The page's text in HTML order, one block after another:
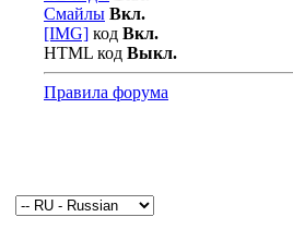
Смайлы Вкл.
[IMG] код Вкл.
HTML код Выкл.
Правила форума